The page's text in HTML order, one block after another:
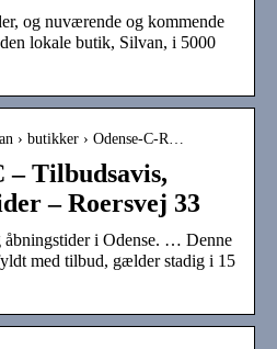
og nuværende og kommende
lokale butik, Silvan, i 5000
› butikker › Odense-C-R…
– Tilbudsavis,
– Roersvej 33
i Odense. … Denne
med tilbud, gælder stadig i 15